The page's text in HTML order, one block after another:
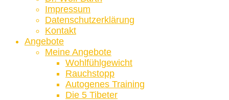
Impressum
Datenschutzerklärung
Kontakt
Angebote
Meine Angebote
Wohlfühlgewicht
Rauchstopp
Autogenes Training
Die 5 Tibeter